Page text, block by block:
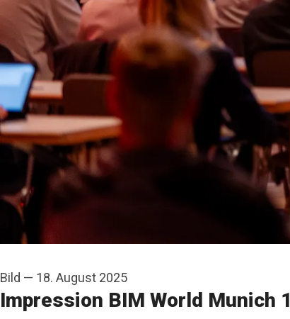
Bild — 18. August 2025
Impression BIM World Munich 1